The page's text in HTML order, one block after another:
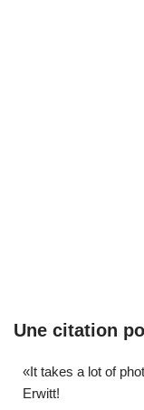
Une citation
«It takes a lot of
Erwitt!